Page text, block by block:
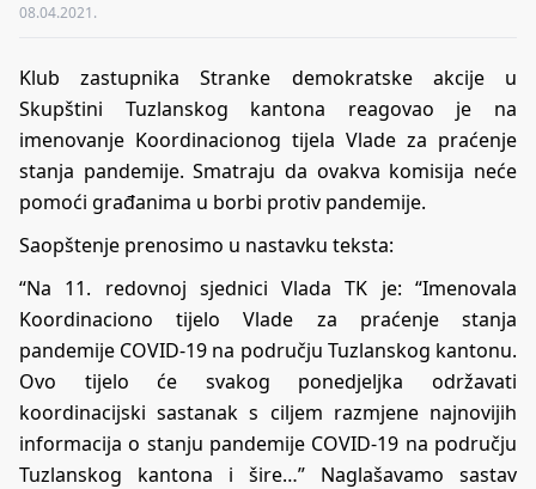
08.04.2021.
Klub zastupnika Stranke demokratske akcije u
Skupštini Tuzlanskog kantona reagovao je na
imenovanje Koordinacionog tijela Vlade za praćenje
stanja pandemije. Smatraju da ovakva komisija neće
pomoći građanima u borbi protiv pandemije.
Saopštenje prenosimo u nastavku teksta:
“Na 11. redovnoj sjednici Vlada TK je: “Imenovala
Koordinaciono tijelo Vlade za praćenje stanja
pandemije COVID-19 na području Tuzlanskog kantonu.
Ovo tijelo će svakog ponedjeljka održavati
koordinacijski sastanak s ciljem razmjene najnovijih
informacija o stanju pandemije COVID-19 na području
Tuzlanskog kantona i šire…” Naglašavamo sastav